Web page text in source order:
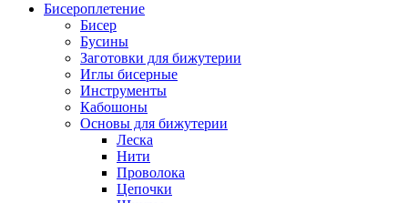
Бисероплетение
Бисер
Бусины
Заготовки для бижутерии
Иглы бисерные
Инструменты
Кабошоны
Основы для бижутерии
Леска
Нити
Проволока
Цепочки